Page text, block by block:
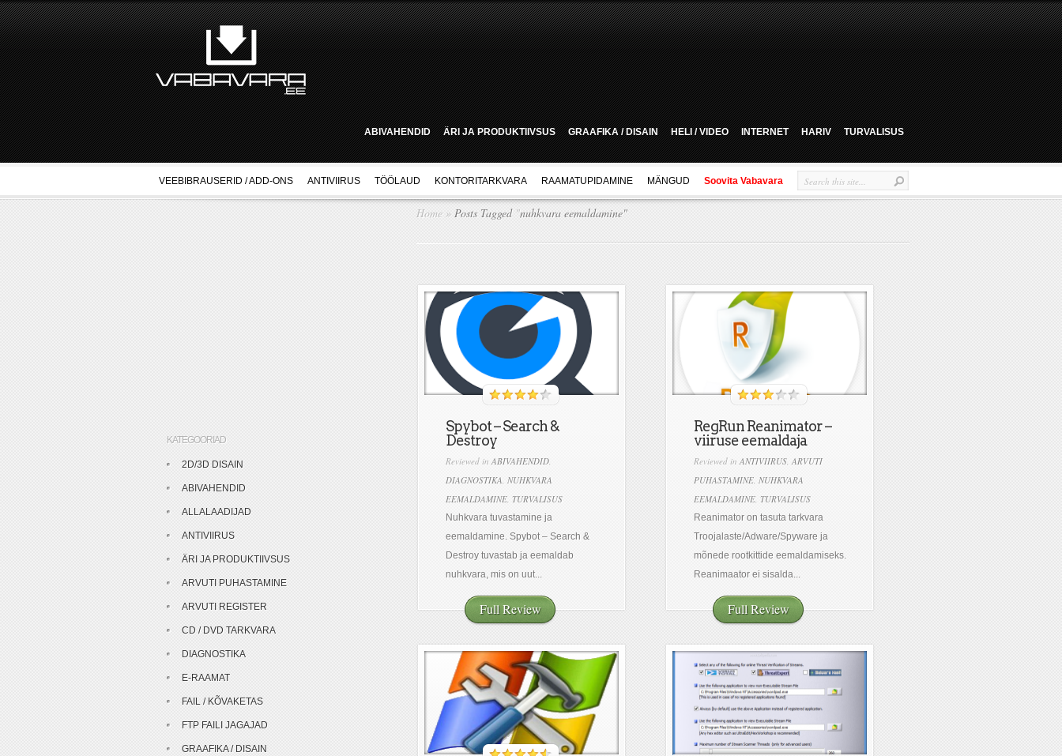
ABIVAHENDID ÄRI JA PRODUKTIIVSUS GRAAFIKA / DISAIN HELI / VIDEO INTERNET HARIV TURVALISUS
VEEBIBRAUSERID / ADD-ONS ANTIVIIRUS TÖÖLAUD KONTORITARKVARA RAAMATUPIDAMINE MÄNGUD Soovita Vabavara
Home » Posts Tagged "nuhkvara eemaldamine"
Spybot – Search &
Destroy
Reviewed in ABIVAHENDID,
DIAGNOSTIKA, NUHKVARA
EEMALDAMINE, TURVALISUS
Nuhkvara tuvastamine ja
eemaldamine. Spybot – Search &
Destroy tuvastab ja eemaldab
nuhkvara, mis on uut...
Full Review
RegRun Reanimator –
viiruse eemaldaja
Reviewed inANTIVIIRUS, ARVUTI
PUHASTAMINE, NUHKVARA
EEMALDAMINE, TURVALISUS
Reanimator on tasuta tarkvara
Troojalaste/Adware/Spyware ja
mõnede rootkittide eemaldamiseks.
Reanimaator ei sisalda...
Full Review
KATEGOORIAD
2D/3D DISAIN
ABIVAHENDID
ALLALAADIJAD
ANTIVIIRUS
ÄRI JA PRODUKTIIVSUS
ARVUTI PUHASTAMINE
ARVUTI REGISTER
CD / DVD TARKVARA
DIAGNOSTIKA
E-RAAMAT
FAIL / KÕVAKETAS
FTP FAILI JAGAJAD
GRAAFIKA / DISAIN